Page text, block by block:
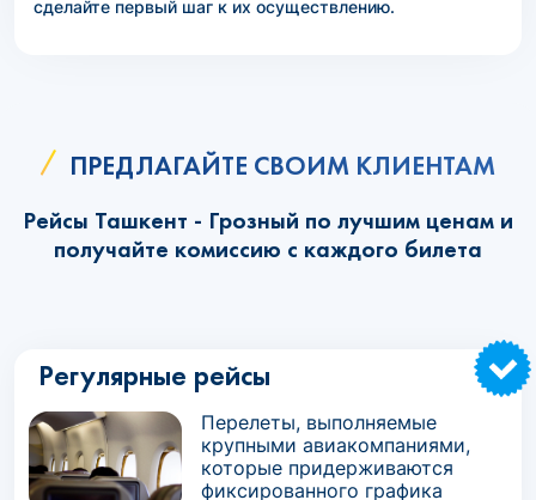
сделайте первый шаг к их осуществлению.
ПРЕДЛАГАЙТЕ СВОИМ КЛИЕНТАМ
Рейсы Ташкент - Грозный по лучшим ценам и
получайте комиссию с каждого билета
Регулярные рейсы
Перелеты, выполняемые
крупными авиакомпаниями,
которые придерживаются
фиксированного графика